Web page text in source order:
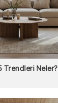
Trendleri Neler?